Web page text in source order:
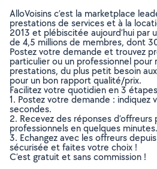
AlloVoisins c’est la marketplace
prestations de services et à la
2013 et plébiscitée aujourd’hui par
de 4,5 millions de membres, dont
Postez votre demande et trouvez
particulier ou un professionnel pour
prestations, du plus petit besoin
pour un bon rapport qualité/prix.
Facilitez votre quotidien en 3
1. Postez votre demande : indiquez
secondes.
2. Recevez des réponses
professionnels en quelques minutes.
3. Echangez avec les offreurs
sécurisée et faites votre choix !
C’est gratuit et sans commission !